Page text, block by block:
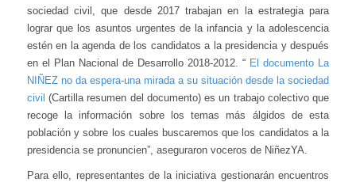
sociedad civil, que desde 2017 trabajan en la estrategia para
lograr que los asuntos urgentes de la infancia y la adolescencia
estén en la agenda de los candidatos a la presidencia y después
en el Plan Nacional de Desarrollo 2018-2012. “ El documento La
NIÑEZ no da espera-una mirada a su situación desde la sociedad
civil (Cartilla resumen del documento) es un trabajo colectivo que
recoge la información sobre los temas más álgidos de esta
población y sobre los cuales buscaremos que los candidatos a la
presidencia se pronuncien”, aseguraron voceros de NiñezYA.
Para ello, representantes de la iniciativa gestionarán encuentros